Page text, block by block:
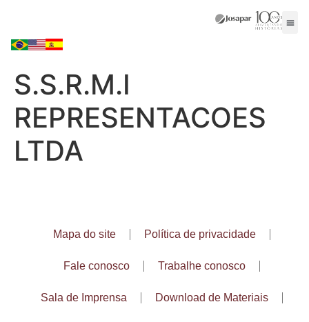
S.S.R.M.I
REPRESENTACOES
LTDA
Mapa do site Política de privacidade
Fale conosco Trabalhe conosco
Sala de Imprensa Download de Materiais